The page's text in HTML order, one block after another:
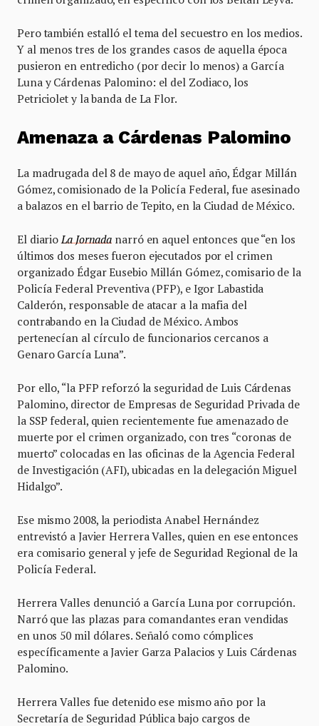
Pero también estalló el tema del secuestro en los medios.
Y al menos tres de los grandes casos de aquella época
pusieron en entredicho (por decir lo menos) a García
Luna y Cárdenas Palomino: el del Zodiaco, los
Petriciolet y la banda de La Flor.
Amenaza a Cárdenas Palomino
La madrugada del 8 de mayo de aquel año, Édgar Millán
Gómez, comisionado de la Policía Federal, fue asesinado
a balazos en el barrio de Tepito, en la Ciudad de México.
El diario La Jornada narró en aquel entonces que “en los
últimos dos meses fueron ejecutados por el crimen
organizado Édgar Eusebio Millán Gómez, comisario de la
Policía Federal Preventiva (PFP), e Igor Labastida
Calderón, responsable de atacar a la mafia del
contrabando en la Ciudad de México. Ambos
pertenecían al círculo de funcionarios cercanos a
Genaro García Luna”.
Por ello, “la PFP reforzó la seguridad de Luis Cárdenas
Palomino, director de Empresas de Seguridad Privada de
la SSP federal, quien recientemente fue amenazado de
muerte por el crimen organizado, con tres “coronas de
muerto” colocadas en las oficinas de la Agencia Federal
de Investigación (AFI), ubicadas en la delegación Miguel
Hidalgo”.
Ese mismo 2008, la periodista Anabel Hernández
entrevistó a Javier Herrera Valles, quien en ese entonces
era comisario general y jefe de Seguridad Regional de la
Policía Federal.
Herrera Valles denunció a García Luna por corrupción.
Narró que las plazas para comandantes eran vendidas
en unos 50 mil dólares. Señaló como cómplices
específicamente a Javier Garza Palacios y Luis Cárdenas
Palomino.
Herrera Valles fue detenido ese mismo año por la
Secretaría de Seguridad Pública bajo cargos de